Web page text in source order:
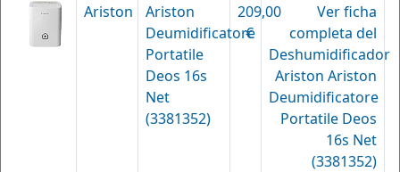
Ariston
Ariston
Deumidificatore
Portatile
Deos 16s
Net
(3381352)
209,00
€
Ver ficha
completa del
Deshumidificador
Ariston Ariston
Deumidificatore
Portatile Deos
16s Net
(3381352)